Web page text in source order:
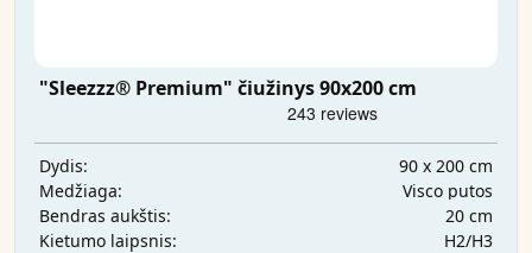
"Sleezzz® Premium" čiužinys 90x200 cm
Dydis:
90 x 200 cm
Medžiaga:
Visco putos
Bendras aukštis:
20 cm
Kietumo laipsnis:
H2/H3